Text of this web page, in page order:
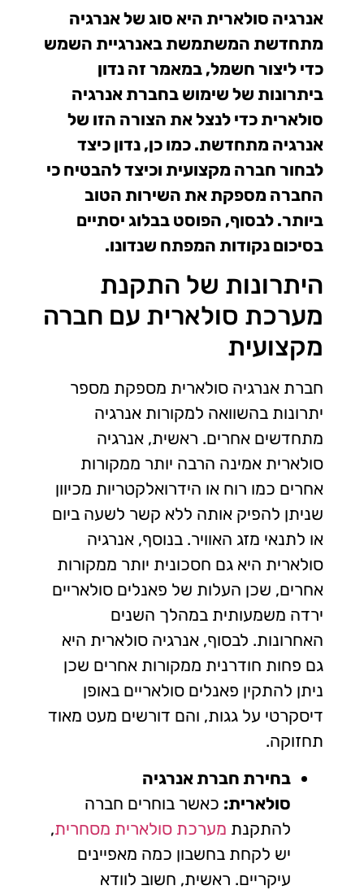
אנרגיה סולארית היא סוג של אנרגיה
מתחדשת המשתמשת באנרגיית השמש
כדי ליצור חשמל, במאמר זה נדון
ביתרונות של שימוש בחברת אנרגיה
סולארית כדי לנצל את הצורה הזו של
אנרגיה מתחדשת. כמו כן, נדון כיצד
לבחור חברה מקצועית וכיצד להבטיח כי
החברה מספקת את השירות הטוב
ביותר. לבסוף, הפוסט בבלוג יסתיים
בסיכום נקודות המפתח שנדונו.
היתרונות של התקנת
מערכת סולארית עם חברה
מקצועית
חברת אנרגיה סולארית מספקת מספר
יתרונות בהשוואה למקורות אנרגיה
מתחדשים אחרים. ראשית, אנרגיה
סולארית אמינה הרבה יותר ממקורות
אחרים כמו רוח או הידרואלקטריות מכיוון
שניתן להפיק אותה ללא קשר לשעה ביום
או לתנאי מזג האוויר. בנוסף, אנרגיה
סולארית היא גם חסכונית יותר ממקורות
אחרים, שכן העלות של פאנלים סולאריים
ירדה משמעותית במהלך השנים
האחרונות. לבסוף, אנרגיה סולארית היא
גם פחות חודרנית ממקורות אחרים שכן
ניתן להתקין פאנלים סולאריים באופן
דיסקרטי על גגות, והם דורשים מעט מאוד
תחזוקה.
בחירת חברת אנרגיה
סולארית: כאשר בוחרים חברה
להתקנת מערכת סולארית מסחרית,
יש לקחת בחשבון כמה מאפיינים
עיקריים. ראשית, חשוב לוודא